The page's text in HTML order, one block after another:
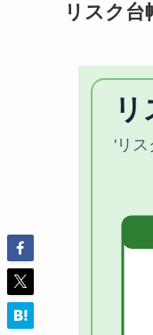
リスク